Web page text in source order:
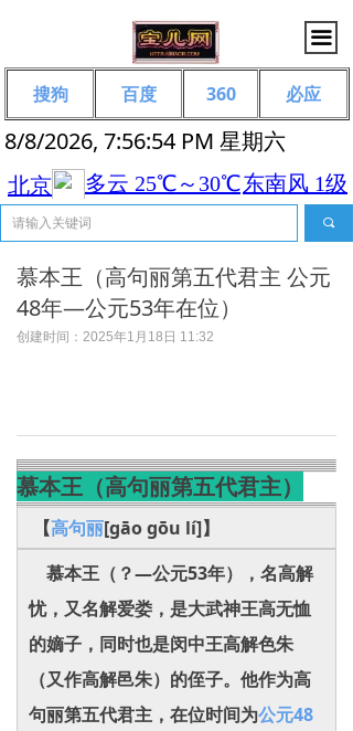
끀
8/8/2026, 7:56:54 PM 星期六
끠
搜狗 百度 360 必应
慕本王（高句丽第五代君主 公元
48年—公元53年在位）
创建时间： 2025年1月18日 11:32
慕本王（高句丽第五代君主）
【高句丽[gāo gōu lí]】
慕本王（？—公元53年），名高解
忧，又名解爱娄，是大武神王高无恤
的嫡子，同时也是闵中王高解色朱
（又作高解邑朱）的侄子。他作为高
句丽第五代君主，在位时间为公元48